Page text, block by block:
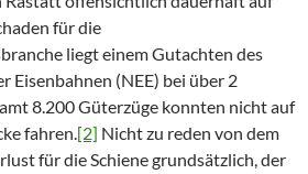
für die
liegt einem Gutachten des
Eisenbahnen (NEE) bei über 2
8.200 Güterzüge konnten nicht auf
fahren.[2] Nicht zu reden von dem
für die Schiene grundsätzlich, der